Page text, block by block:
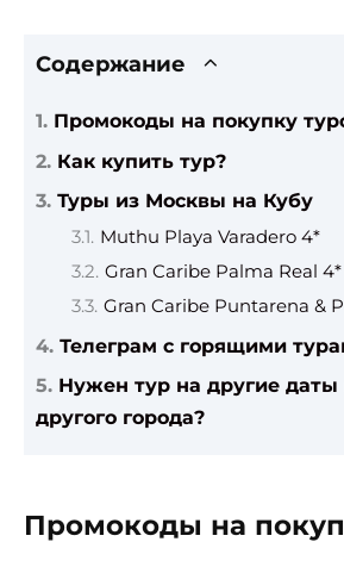
Содержание
Промокоды на покупку
Как купить тур?
Туры из Москвы на Кубу
Muthu Playa Varadero 4*
Gran Caribe Palma Real 4*
Gran Caribe Puntarena &
Телеграм с горящими
Нужен тур на другие даты
другого города?
Промокоды на